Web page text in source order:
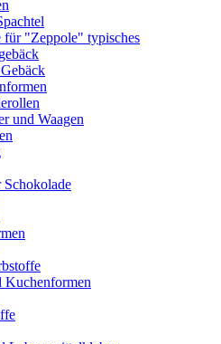
für "Zeppole" typisches
und Waagen
Kuchenformen